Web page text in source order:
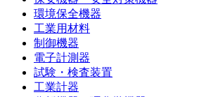
環境保全機器
工業用材料
制御機器
電子計測器
試験・検査装置
工業計器